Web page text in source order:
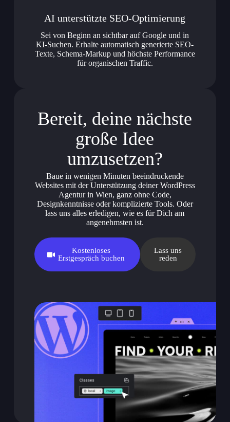
AI unterstützte SEO-Optimierung
Sei von Beginn an sichtbar auf Google und in
KI-Suchen. Erhalte automatisch generierte SEO-
Texte, Schema-Markup und höchste Performance
für organischen Traffic.
Bereit, deine nächste
große Idee
umzusetzen?
Baue in wenigen Minuten beeindruckende
Websites mit der Unterstützung deiner WordPress
Agentur in Wien, ganz ohne Code,
Designkenntnisse oder komplizierte Tools. Oder
lass uns alles erledigen, wie es für Dich am
angenehmsten ist.
Kostenloses
Erstgespräch buchen
Lass uns
reden